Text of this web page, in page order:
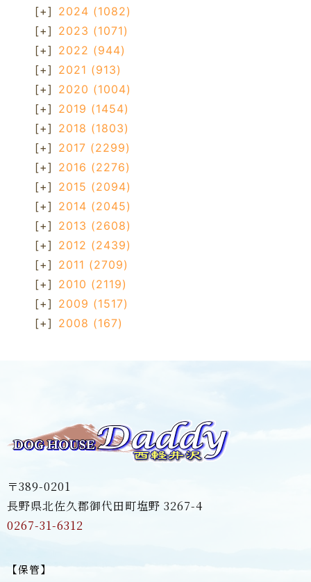
[+] 2024 (1082)
[+] 2023 (1071)
[+] 2022 (944)
[+] 2021 (913)
[+] 2020 (1004)
[+] 2019 (1454)
[+] 2018 (1803)
[+] 2017 (2299)
[+] 2016 (2276)
[+] 2015 (2094)
[+] 2014 (2045)
[+] 2013 (2608)
[+] 2012 (2439)
[+] 2011 (2709)
[+] 2010 (2119)
[+] 2009 (1517)
[+] 2008 (167)
〒389-0201
長野県北佐久郡御代田町塩野 3267-4
0267-31-6312
【保管】